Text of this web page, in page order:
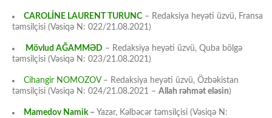
CAROLİNE LAURENT TURUNC – Redaksiya heyəti üzvü, Fransa
təmsilçisi (Vəsiqə N: 022/21.08.2021)
Mövlud AĞAMMƏD – Redaksiya heyəti üzvü, Quba bölgə
təmsilçisi (Vəsiqə N: 023/21.08.2021)
Cihangir NOMOZOV– Redaksiya heyəti üzvü, Özbəkistan
təmsilçisi (Vəsiqə N: 024/21.08.2021 – Allah rəhmət eləsin)
Mamedov Namik – Yazar, Kəlbəcər təmsilçisi (Vəsiqə N: